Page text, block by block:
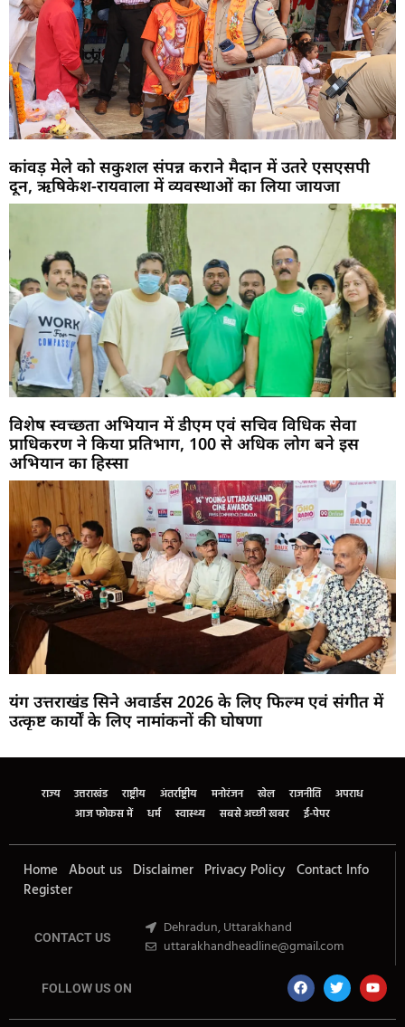
कांवड़ मेले को सकुशल संपन्न कराने मैदान में उतरे एसएसपी
दून, ऋषिकेश-रायवाला में व्यवस्थाओं का लिया जायजा
विशेष स्वच्छता अभियान में डीएम एवं सचिव विधिक सेवा
प्राधिकरण ने किया प्रतिभाग, 100 से अधिक लोग बने इस
अभियान का हिस्सा
यंग उत्तराखंड सिने अवार्डस 2026 के लिए फिल्म एवं संगीत में
उत्कृष्ट कार्यों के लिए नामांकनों की घोषणा
राज्य उत्तराखंड राष्ट्रीय अंतर्राष्ट्रीय मनोरंजन खेल राजनीति
अपराध
आज फोकस में
धर्म स्वास्थ्य सबसे अच्छी खबर ई-पेपर
Home About us Disclaimer Privacy Policy Contact Info
Register
CONTACT US
Dehradun, Uttarakhand
uttarakhandheadline@gmail.com
FOLLOW US ON